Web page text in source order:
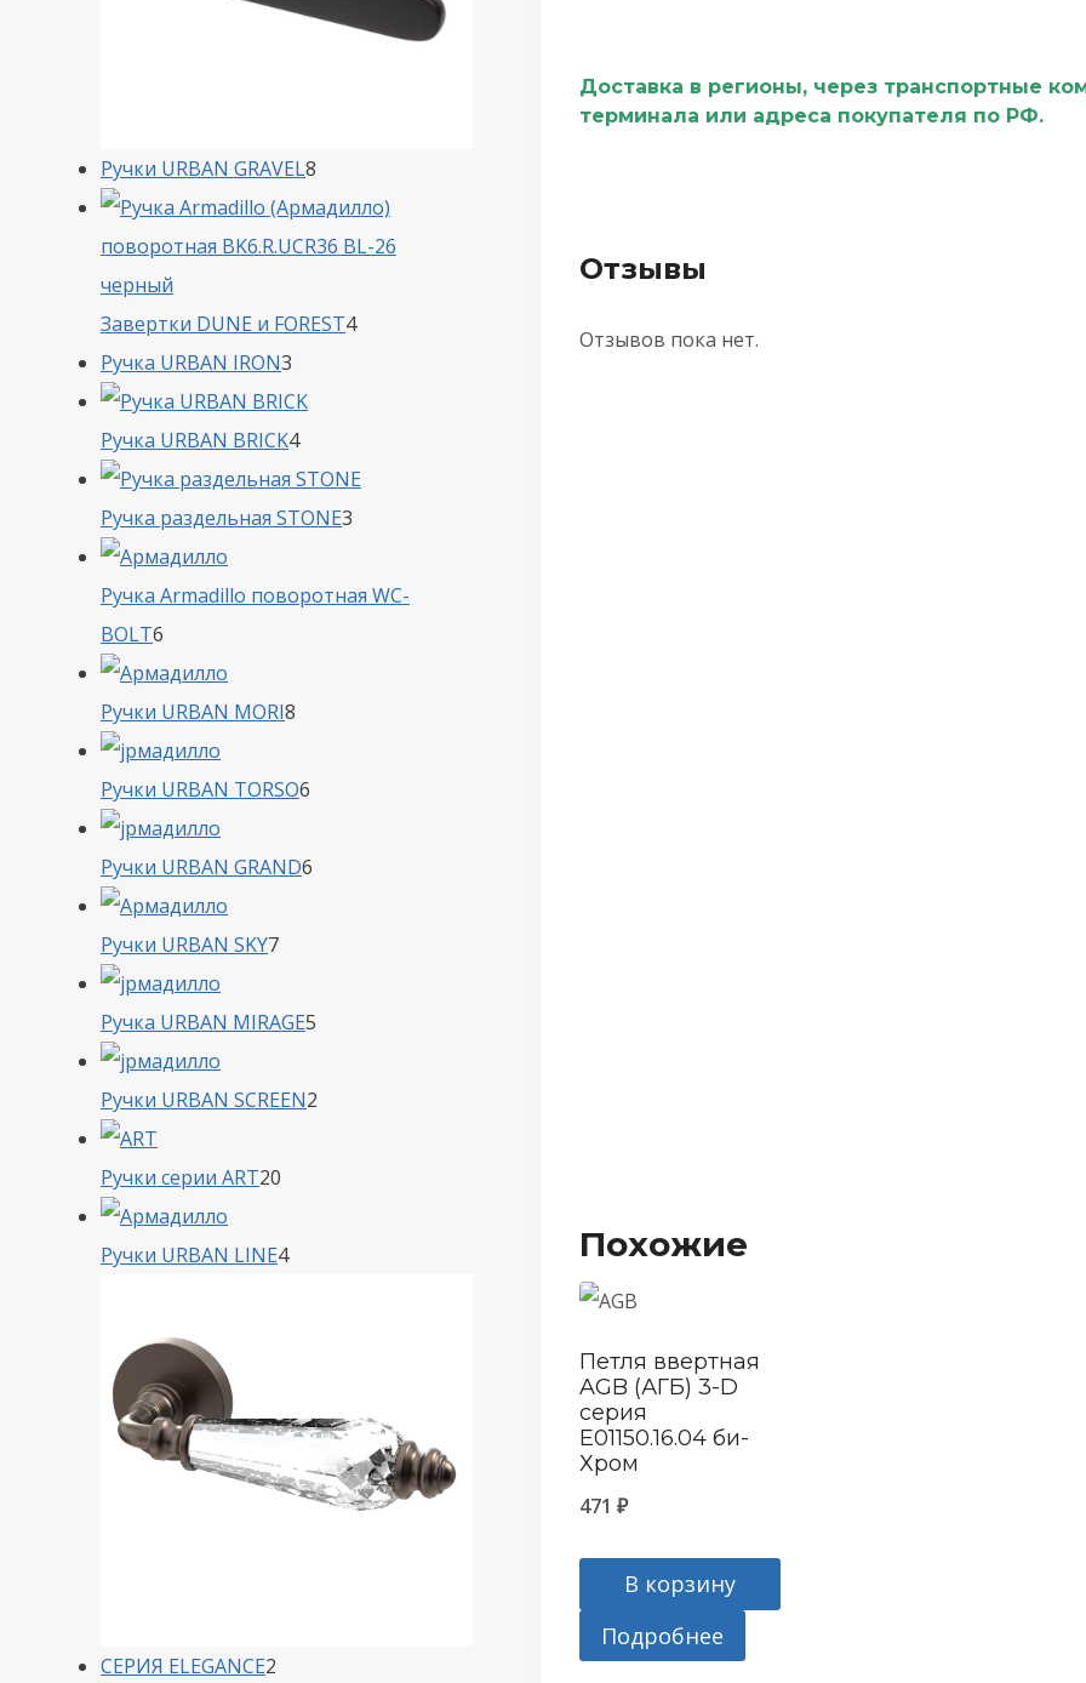
Доставка в регионы, через транспортные
терминала или адреса покупателя по РФ.
Отзывы
Отзывов пока нет.
Похожие
Петля ввертная
AGB (АГБ) 3-D
серия
E01150.16.04 би-
Хром
471 ₽
В корзину
Подробнее
Ручки URBAN GRAVEL8
товаров
Завертки DUNE и FOREST44
Ручка URBAN IRON3
товара
Ручка URBAN BRICK44
товара
Ручка раздельная STONE3
Ручка Armadillo поворотная WC-
BOLT6
товаров
Ручки URBAN MORI8
Ручки URBAN TORSO6
Ручки URBAN GRAND6
Ручки URBAN SKY77
Ручка URBAN MIRAGE5
Ручки URBAN SCREEN2
Ручки серии ART20
Ручки URBAN LINE44
СЕРИЯ ELEGANCE2